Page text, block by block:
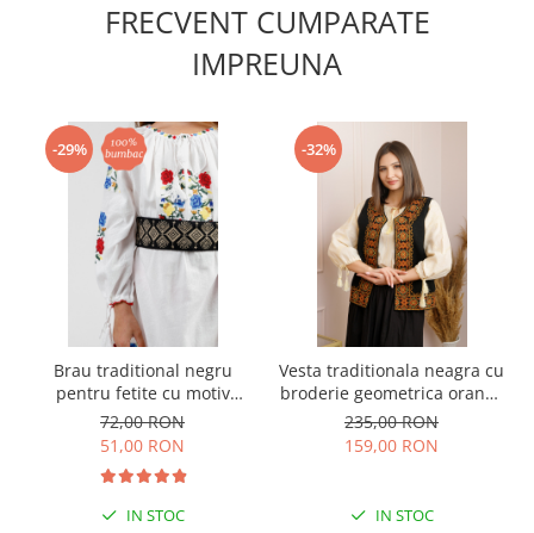
FRECVENT CUMPARATE
IMPREUNA
-29%
Brau traditional negru
pentru fetite cu motiv
geometric crem Flavia
72,00 RON
51,00 RON
IN STOC
-32%
Vesta traditionala neagra cu
broderie geometrica orange
Damiana
235,00 RON
159,00 RON
IN STOC